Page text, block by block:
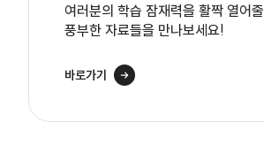
여러분의 학습 잠재력을 활짝 열어줄
풍부한 자료들을 만나보세요!
바로가기